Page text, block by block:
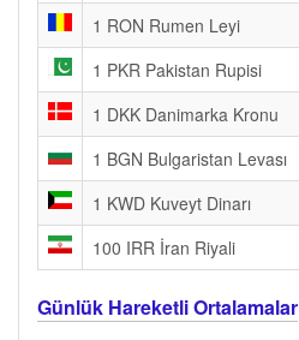
1 RON Rumen Leyi
1 PKR Pakistan Rupisi
1 DKK Danimarka Kronu
1 BGN Bulgaristan Levası
1 KWD Kuveyt Dinarı
100 IRR İran Riyali
Günlük Hareketli Ortalamalar